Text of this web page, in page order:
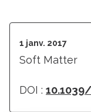
1 janv. 2017
Soft Matter
DOI :